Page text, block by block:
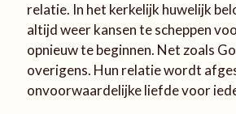
relatie. In het kerkelijk huwelijk
altijd weer kansen te scheppen
opnieuw te beginnen. Net zoals
overigens. Hun relatie wordt
onvoorwaardelijke liefde voor